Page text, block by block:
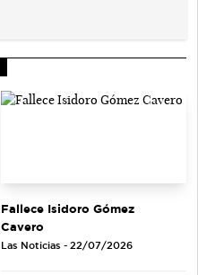
Fallece Isidoro Gómez
Cavero
Las Noticias - 22/07/2026